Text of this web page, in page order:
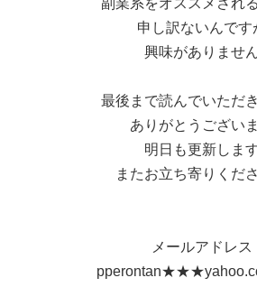
副業系をオススメされ
申し訳ないんです
興味がありませ
最後まで読んでいただ
ありがとうござい
明日も更新しま
またお立ち寄りくだ
メールアドレス